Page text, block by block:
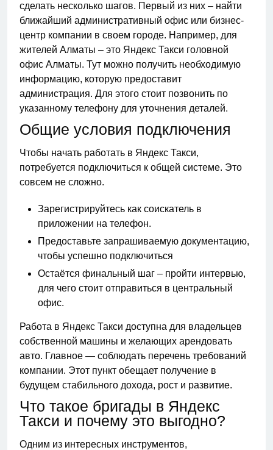
сделать несколько шагов. Первый из них – найти
ближайший административный офис или бизнес-
центр компании в своем городе. Например, для
жителей Алматы – это Яндекс Такси головной
офис Алматы. Тут можно получить необходимую
информацию, которую предоставит
администрация. Для этого стоит позвонить по
указанному телефону для уточнения деталей.
Общие условия подключения
Чтобы начать работать в Яндекс Такси,
потребуется подключиться к общей системе. Это
совсем не сложно.
Зарегистрируйтесь как соискатель в
приложении на телефон.
Предоставьте запрашиваемую документацию,
чтобы успешно подключиться
Остаётся финальный шаг – пройти интервью,
для чего стоит отправиться в центральный
офис.
Работа в Яндекс Такси доступна для владельцев
собственной машины и желающих арендовать
авто. Главное — соблюдать перечень требований
компании. Этот пункт обещает получение в
будущем стабильного дохода, рост и развитие.
Что такое бригады в Яндекс
Такси и почему это выгодно?
Одним из интересных инструментов,